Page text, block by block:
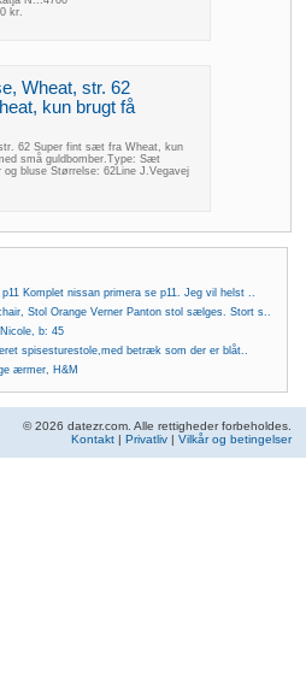
kr.
Wheat, str. 62
kun brugt få
62 Super fint sæt fra Wheat, kun
små guldbomber.Type: Sæt
bluse Størrelse: 62Line J.Vegavej
Komplet nissan primera se p11. Jeg vil helst ..
Stol Orange Verner Panton stol sælges. Stort s..
b: 45
spisesturestole,med betræk som der er blåt..
ærmer, H&M
© 2026 datezr.com. Alle rettigheder forbeholdes.
Kontakt | Privatliv | Vilkår og betingelser